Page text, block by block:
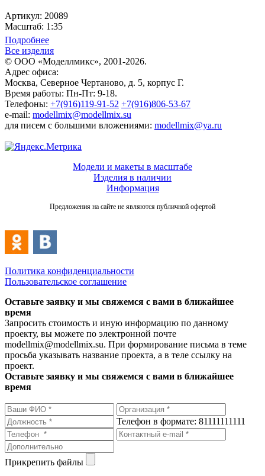
Артикул: 20089
Масштаб: 1:35
Подробнее
Все изделия
© ООО «Моделлмикс», 2001-2026.
Адрес офиса:
Москва, Северное Чертаново, д. 5, корпус Г.
Время работы: Пн-Пт: 9-18.
Телефоны: +7(916)119-91-52 +7(916)806-53-67
e-mail: modellmix@modellmix.su
для писем с большими вложениями: modellmix@ya.ru
Модели и макеты в масштабе
Изделия в наличии
Информация
Предложения на сайте не являются публичной офертой
Политика конфиденциальности
Пользовательское соглашение
Оставьте заявку и мы свяжемся с вами в ближайшее
время
Запросить стоимость и иную информацию по данному
проекту, вы можете по электронной почте
modellmix@modellmix.su. При формирование письма в теме
просьба указывать название проекта, а в теле ссылку на
проект.
Оставьте заявку и мы свяжемся с вами в ближайшее
время
Телефон в формате: 81111111111
Прикрепить файлы